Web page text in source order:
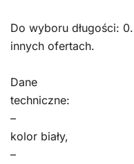
Do wyboru długości:
innych ofertach.
Dane
techniczne:
–
kolor biały,
–